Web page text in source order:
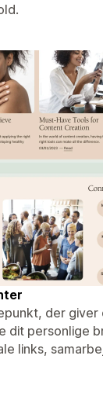
der giver
dit personlige
links,